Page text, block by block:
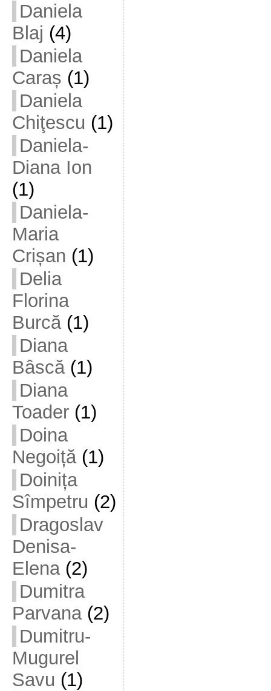
Daniela
Blaj (4)
Daniela
Caraș (1)
Daniela
Chiţescu (1)
Daniela-
Diana Ion
(1)
Daniela-
Maria
Crișan (1)
Delia
Florina
Burcă(1)
Diana
Bâscă(1)
Diana
Toader(1)
Doina
Negoiță(1)
Doinița
Sîmpetru (2)
Dragoslav
Denisa-
Elena(2)
Dumitra
Parvana(2)
Dumitru-
Mugurel
Savu (1)